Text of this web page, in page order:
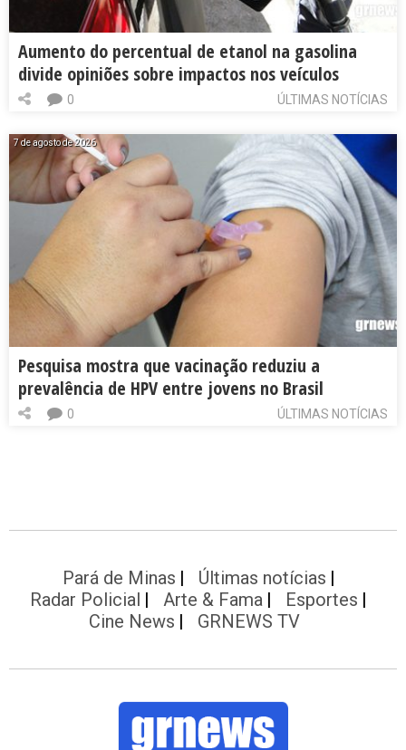
Aumento do percentual de etanol na gasolina
divide opiniões sobre impactos nos veículos
ÚLTIMAS NOTÍCIAS
0
7 de agosto de 2026
Pesquisa mostra que vacinação reduziu a
prevalência de HPV entre jovens no Brasil
ÚLTIMAS NOTÍCIAS
0
Pará de Minas
Últimas notícias
Radar Policial
Arte & Fama
Esportes
Cine News
GRNEWS TV